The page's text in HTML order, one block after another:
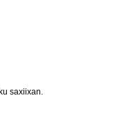
saxiixan.